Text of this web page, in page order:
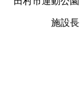
施設長